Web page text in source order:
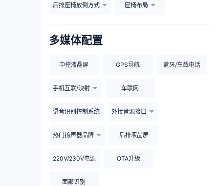
后排座椅放倒方式 座椅布局
多媒体配置
中控液晶屏 GPS导航 蓝牙/车载电话
手机互联/映射 车联网
语音识别控制系统 外接音源接口
热门扬声器品牌 后排液晶屏
220V/230V电源 OTA升级
面部识别